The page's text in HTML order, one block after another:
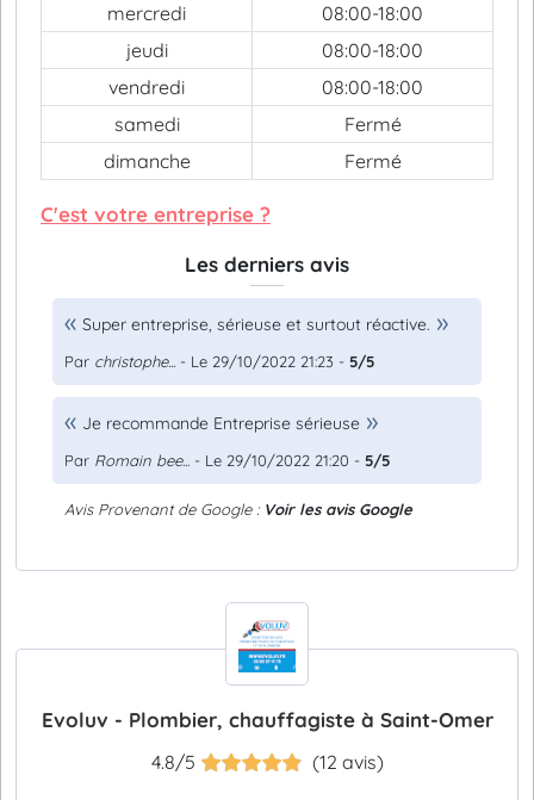
mercredi
08:00-18:00
jeudi
08:00-18:00
vendredi
08:00-18:00
samedi
Fermé
dimanche
Fermé
C'est votre entreprise ?
Les derniers avis
Super entreprise, sérieuse et surtout réactive.
Par christophe... - Le 29/10/2022 21:23 - 5/5
Je recommande Entreprise sérieuse
Par Romain bee... - Le 29/10/2022 21:20 - 5/5
Avis Provenant de Google : Voir les avis Google
Evoluv - Plombier, chauffagiste à Saint-Omer
4.8/5 (12 avis)